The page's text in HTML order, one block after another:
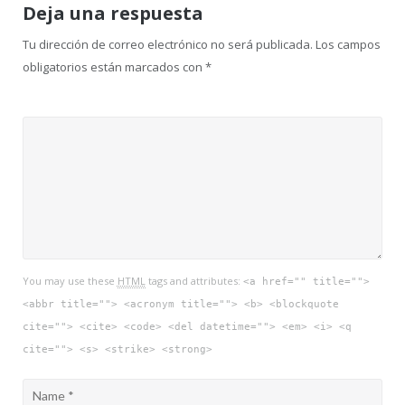
Deja una respuesta
Tu dirección de correo electrónico no será publicada. Los campos
obligatorios están marcados con *
You may use these HTMLtags and attributes: <a href="" title="">
<abbr title=""> <acronym title=""> <b> <blockquote
cite=""> <cite> <code> <del datetime=""> <em> <i> <q
cite=""> <s> <strike> <strong>